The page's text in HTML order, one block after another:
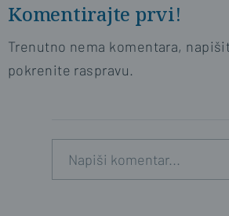
Komentirajte prvi!
Trenutno nema komentara,
pokrenite raspravu.